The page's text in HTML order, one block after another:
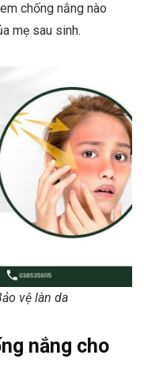
chống nắng nào
mẹ sau sinh.
vệ làn da
nắng cho